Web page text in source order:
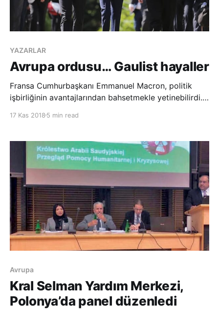
YAZARLAR
Avrupa ordusu… Gaulist hayaller
Fransa Cumhurbaşkanı Emmanuel Macron, politik
işbirliğinin avantajlarından bahsetmekle yetinebilirdi.
derinleştirebilir ve işbirliğine dayalı ilişkilerin açılım ve
Fakat Macron, ulusal değerleri pekiştir
17 Kas 2018 5 min read
Avrupa
Kral Selman Yardım Merkezi,
Polonya’da panel düzenledi